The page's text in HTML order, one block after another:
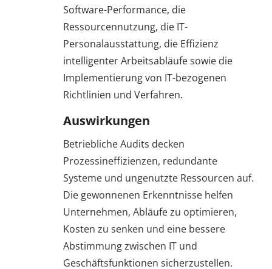
Software-Performance, die
Ressourcennutzung, die IT-
Personalausstattung, die Effizienz
intelligenter Arbeitsabläufe sowie die
Implementierung von IT-bezogenen
Richtlinien und Verfahren.
Auswirkungen
Betriebliche Audits decken
Prozessineffizienzen, redundante
Systeme und ungenutzte Ressourcen auf.
Die gewonnenen Erkenntnisse helfen
Unternehmen, Abläufe zu optimieren,
Kosten zu senken und eine bessere
Abstimmung zwischen IT und
Geschäftsfunktionen sicherzustellen.